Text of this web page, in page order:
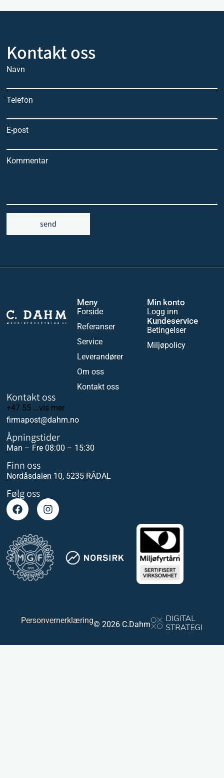
Kontakt oss
Navn
Telefon
E-post
Kommentar
send
Meny
Forside
Referanser
Service
Leverandører
Om oss
Kontakt oss
Min konto
Logg inn
Kundeservice
Betingelser
Miljøpolicy
Kontakt oss
+47 55 ...vis mer
firmapost@dahm.no
Åpningstider
Man – Fre 08:00 – 15:30
Finn oss
Nordåsdalen 10, 5235 RÅDAL
Følg oss
Personvernerklæring© 2026 C.Dahm